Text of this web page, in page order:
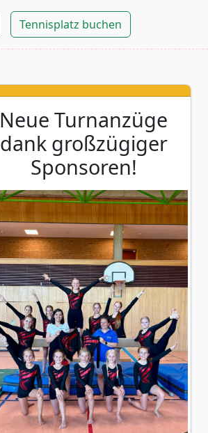
Tennisplatz buchen
Neue Turnanzüge
dank großzügiger
Sponsoren!